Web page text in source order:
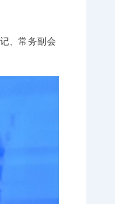
、常务副会